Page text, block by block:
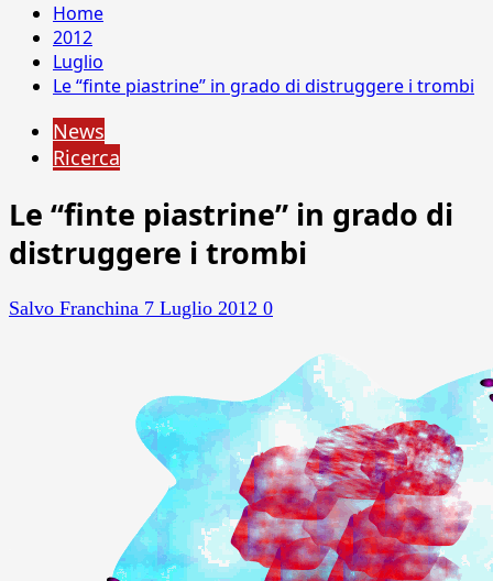
Home
2012
Luglio
Le “finte piastrine” in grado di distruggere i trombi
News
Ricerca
Le “finte piastrine” in grado di
distruggere i trombi
Salvo Franchina 7 Luglio 2012 0